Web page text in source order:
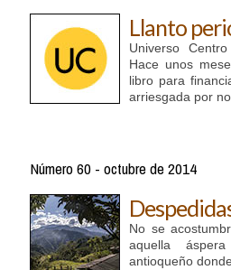
Llanto
Universo
Hace unos
libro para
arriesgada por
Número 60 - octubre de 2014
No se
aquella
antioqueño